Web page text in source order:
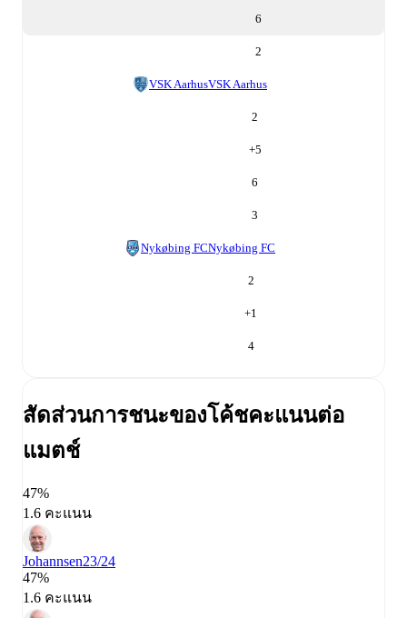
6
2
VSK AarhusVSK Aarhus
2
+5
6
3
Nykøbing FCNykøbing FC
2
+1
4
สัดส่วนการชนะของโค้ชคะแนนต่อ
แมตช์
47%
1.6 คะแนน
Johannsen23/24
47%
1.6 คะแนน